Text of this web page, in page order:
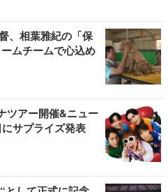
、相葉雅紀の「保
ムチームで心込め
ツアー開催&ニュー
サプライズ発表